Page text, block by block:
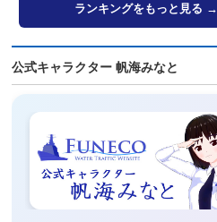
ランキングをもっと見る →
公式キャラクター 帆海みなと